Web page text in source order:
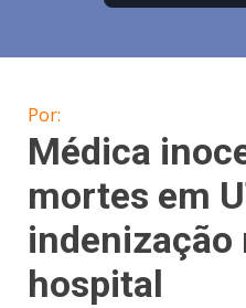
Por:
Médica
mortes em
hospital